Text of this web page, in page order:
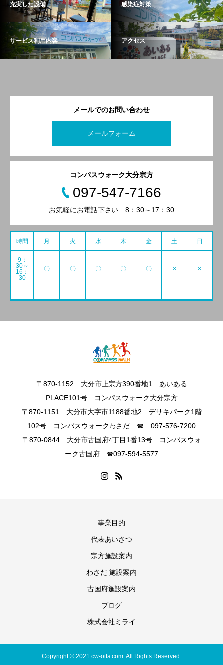
充実した設備 感染症対策
サービス利用内容 アクセス
メールでのお問い合わせ
メールフォーム
コンパスウォーク大分宗方
097-547-7166
お気軽にお電話下さい 8：30～17：30
時間 月 火 水 木 金 土 日
9：
30～
16：
30
〇 〇 〇 〇 〇 × ×
〒870-1152 大分市上宗方390番地1 あいある
PLACE101号 コンパスウォーク大分宗方
〒870-1151 大分市大字市1188番地2 デサキパーク1階
102号 コンパスウォークわさだ ☎ 097-576-7200
〒870‐0844 大分市古国府4丁目1番13号 コンパスウォ
ーク古国府 ☎097‐594‐5577
事業目的
代表あいさつ
宗方施設案内
わさだ 施設案内
古国府施設案内
ブログ
株式会社ミライ
Copyright © 2021 cw-oita.com. All Rights Reserved.